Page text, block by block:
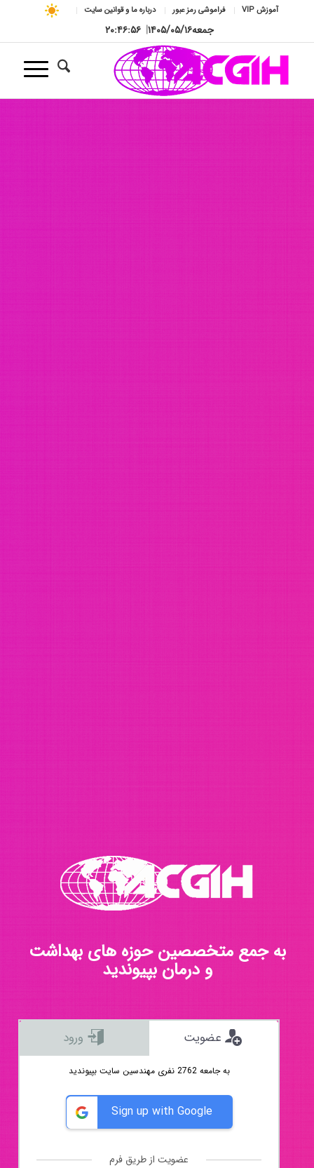
آموزش VIP فراموشی رمز عبور درباره ما و قوانین سایت
جمعه۱۴۰۵/۰۵/۱۶| ۲۰:۴۶:۵۸
به جمع متخصصین حوزه های بهداشت
و درمان بپیوندید
به جامعه 2762 نفری مهندسین سایت بپیوندید
Sign up with Google
عضویت از طریق فرم